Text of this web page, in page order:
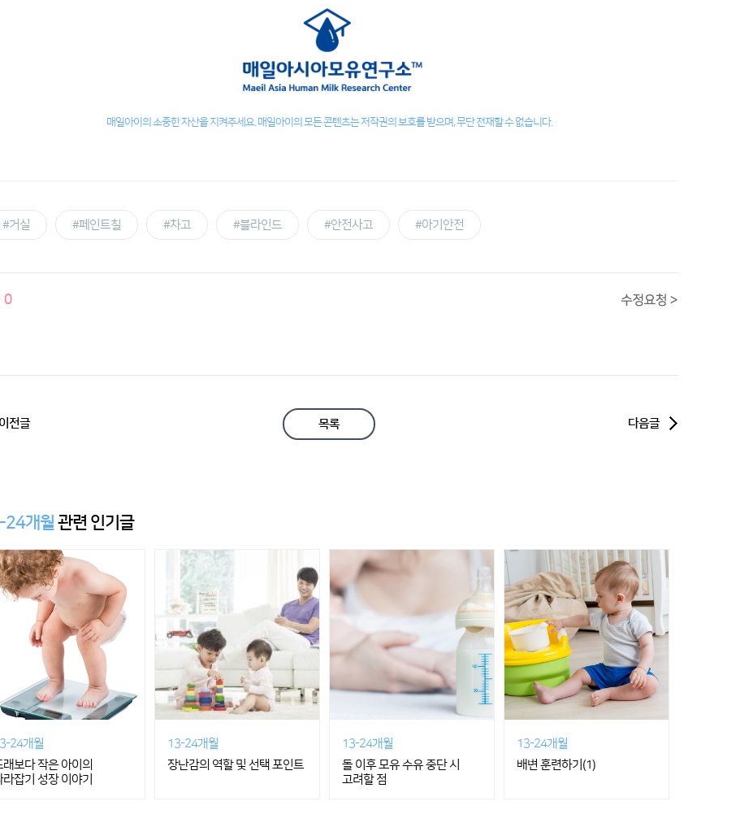
매일아이의 소중한 자산을 지켜주세요. 매일아이의 모든 콘텐츠는 저작권의 보호를 받으며, 무단 전재할 수 없습니다.
#거실 #페인트칠 #차고 #블라인드 #안전사고 #아기안전
0
이전글 목록 다음글
24개월 관련 인기글
24개월
래보다 작은 아이의
라잡기 성장 이야기
13-24개월
장난감의 역할 및 선택 포인트
13-24개월
돌 이후 모유 수유 중단 시
고려할 점
13-24개월
배변 훈련하기(1)